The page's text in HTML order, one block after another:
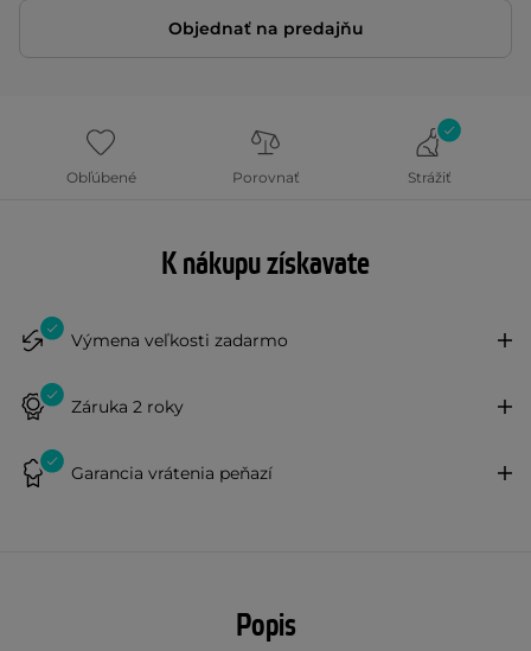
Objednať na predajňu
Obľúbené Porovnať Strážiť
K nákupu získavate
Výmena veľkosti zadarmo
Záruka 2 roky
Garancia vrátenia peňazí
Popis